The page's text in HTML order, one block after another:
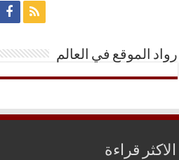
رواد الموقع في العالم
الاكثر قراءة